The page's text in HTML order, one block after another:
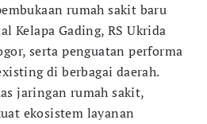
rumah sakit baru
Kelapa Gading, RS Ukrida
serta penguatan performa
di berbagai daerah.
jaringan rumah sakit,
ekosistem layanan